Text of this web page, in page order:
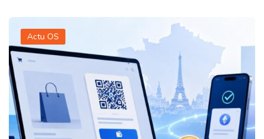
Actu OS